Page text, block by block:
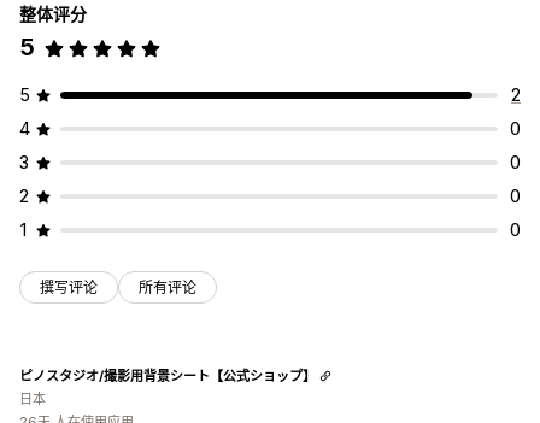
整体评分
5
5
2
4
0
3
0
2
0
1
0
撰写评论 所有评论
ピノスタジオ/撮影用背景シート【公式ショップ】
日本